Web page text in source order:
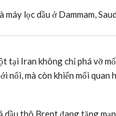
máy lọc dầu ở Dammam,
tại Iran không chỉ phá vỡ
nổi, mà còn khiến mối
dầu thô Brent đang tăng